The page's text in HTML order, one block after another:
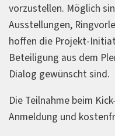
vorzustellen. Möglich
Ausstellungen,
hoffen die Projekt-
Beteiligung aus dem
Dialog gewünscht sind.
Die Teilnahme beim
Anmeldung und